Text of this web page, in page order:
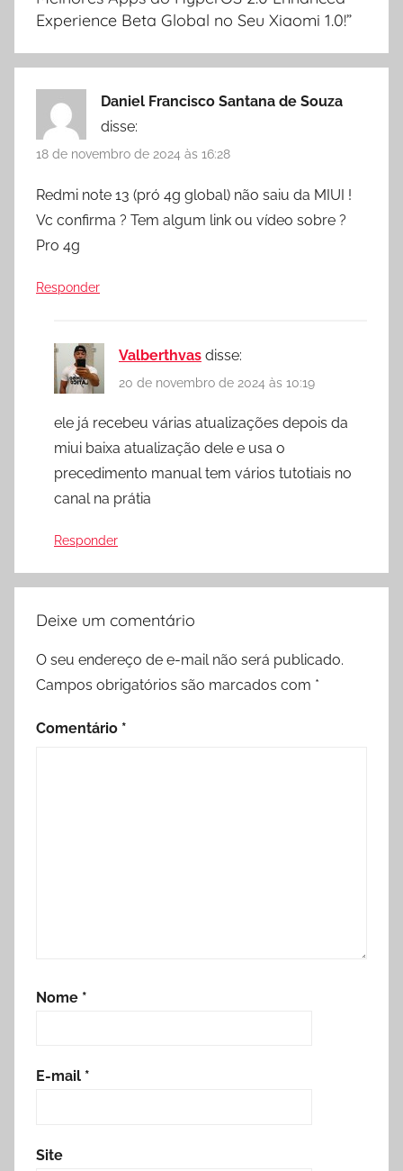
Experience Beta Global no Seu Xiaomi 1.0!”
Daniel Francisco Santana de Souza
disse:
18 de novembro de 2024 às 16:28
Redmi note 13 (pró 4g global) não saiu da MIUI !
Vc confirma ? Tem algum link ou vídeo sobre ?
Pro 4g
Responder
Valberthvas disse:
20 de novembro de 2024 às 10:19
ele já recebeu várias atualizações depois da
miui baixa atualização dele e usa o
precedimento manual tem vários tutotiais no
canal na prátia
Responder
Deixe um comentário
O seu endereço de e-mail não será publicado.
Campos obrigatórios são marcados com *
Comentário *
Nome *
E-mail *
Site